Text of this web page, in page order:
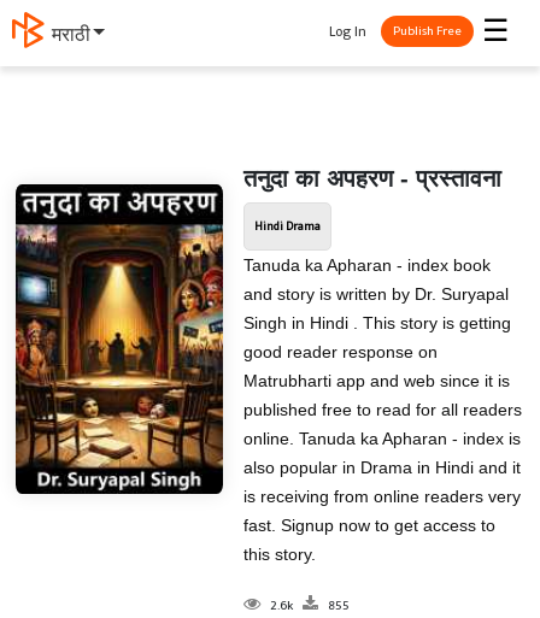
मराठी ☰
Log In Publish Free
तनुदा का अपहरण - प्रस्तावना
Hindi Drama
Tanuda ka Apharan - index book
and story is written by Dr. Suryapal
Singh in Hindi . This story is getting
good reader response on
Matrubharti app and web since it is
published free to read for all readers
online. Tanuda ka Apharan - index is
also popular in Drama in Hindi and it
is receiving from online readers very
fast. Signup now to get access to
this story.
2.6k 855